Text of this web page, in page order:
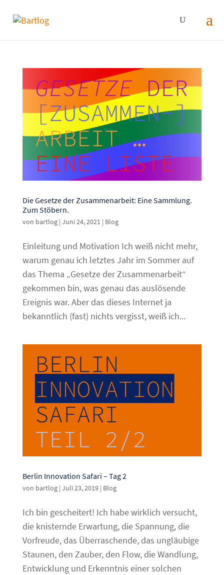
Die Gesetze der Zusammenarbeit: Eine Sammlung.
Zum Stöbern.
von bartlog| Juni 24, 2021 | Blog
Einleitung und Motivation Ich weiß nicht mehr,
warum genau ich letztes Jahr im Sommer auf
das Thema „Gesetze der Zusammenarbeit“
gekommen bin, was genau das auslösende
Ereignis war. Aber das dieses Internet ja
bekanntlich (fast) nichts vergisst, weiß ich...
Berlin Innovation Safari – Tag 2
von bartlog| Juli 23, 2019| Blog
Ich bin gescheitert! Ich habe wirklich versucht,
die knisternde Erwartung, die Spannung, die
Vorfreude, das Überraschende, das ungläubige
Staunen, den Zauber, den Flow, die Wandlung,
Entwicklung und Erkenntnis einer solchen